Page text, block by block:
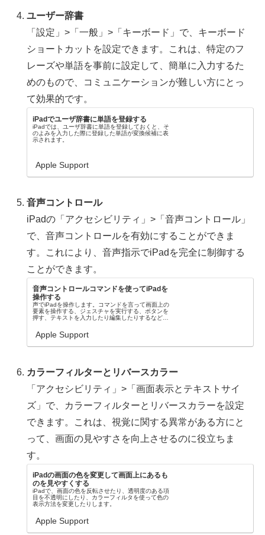
ユーザー辞書
「設定」>「一般」>「キーボード」で、キーボード
ショートカットを設定できます。これは、特定のフ
レーズや単語を事前に設定して、簡単に入力するた
めのもので、コミュニケーションが難しい方にとっ
て効果的です。
iPadでユーザ辞書に単語を登録する
iPadでは、ユーザ辞書に単語を登録しておくと、そ
のよみを入力した際に登録した単語が変換候補に表
示されます。
Apple Support
音声コントロール
iPadの「アクセシビリティ」>「音声コントロール」
で、音声コントロールを有効にすることができま
す。これにより、音声指示でiPadを完全に制御する
ことができます。
音声コントロールコマンドを使ってiPadを
操作する
声でiPadを操作します。コマンドを言って画面上の
要素を操作する、ジェスチャを実行する、ボタンを
押す、テキストを入力したり編集したりするなどの
Apple Support
カラーフィルターとリバースカラー
「アクセシビリティ」>「画面表示とテキストサイ
ズ」で、カラーフィルターとリバースカラーを設定
できます。これは、視覚に関する異常がある方にと
って、画面の見やすさを向上させるのに役立ちま
す。
iPadの画面の色を変更して画面上にあるも
のを見やすくする
iPadで、画面の色を反転させたり、透明度のある項
目を不透明にしたり、カラーフィルタを使って色の
表示方法を変更したりします。
Apple Support